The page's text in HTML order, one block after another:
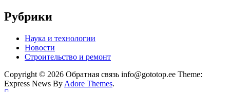
Рубрики
Наука и технологии
Новости
Строительство и ремонт
Copyright © 2026 Обратная связь info@gototop.ee Theme:
Express News By Adore Themes.